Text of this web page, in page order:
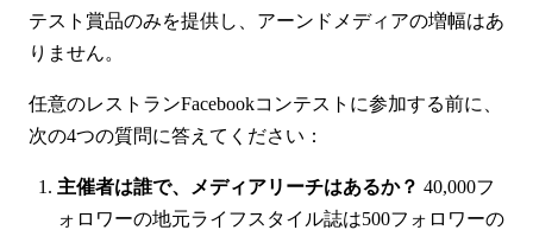
テスト賞品のみを提供し、アーンドメディアの増幅はあ
りません。
任意のレストランFacebookコンテストに参加する前に、
次の4つの質問に答えてください：
主催者は誰で、メディアリーチはあるか？ 40,000フ
ォロワーの地元ライフスタイル誌は500フォロワーの